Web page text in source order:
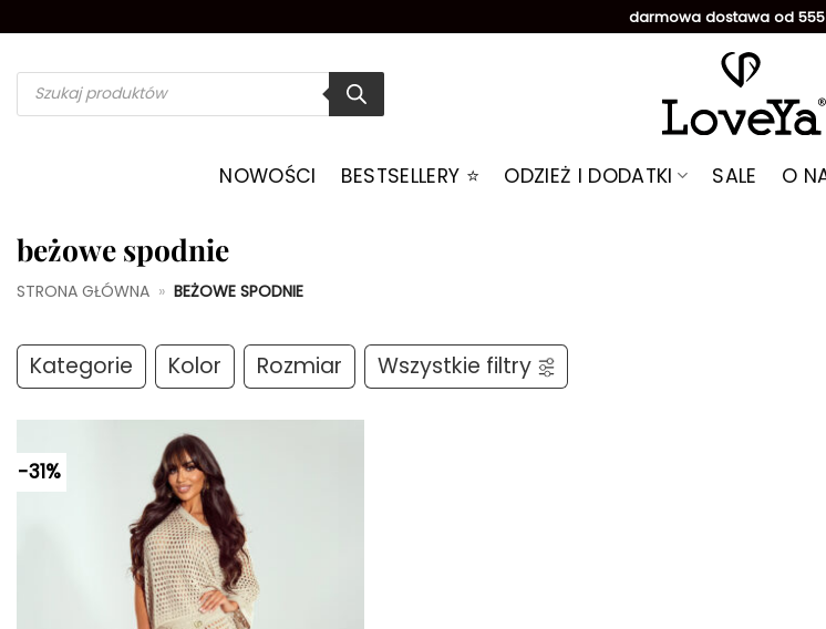
zawartości
darmowa dostawa od 555
Wyszukiwarka
produktów
NOWOŚCI BESTSELLERY ⭐️ ODZIEŻ I DODATKI SALE O
beżowe spodnie
STRONA GŁÓWNA » BEŻOWE SPODNIE
Kategorie Kolor Rozmiar Wszystkie filtry
-31%